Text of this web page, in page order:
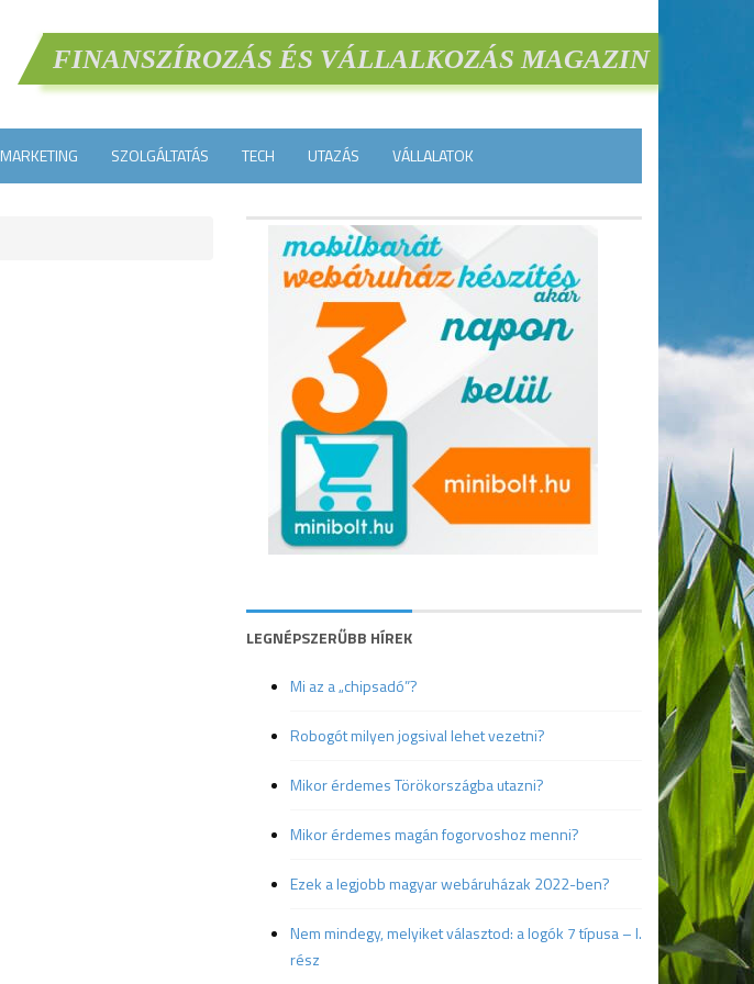
FINANSZÍROZÁS ÉS VÁLLALKOZÁS MAGAZIN
MARKETING SZOLGÁLTATÁS TECH UTAZÁS VÁLLALATOK
LEGNÉPSZERŰBB HÍREK
Mi az a „chipsadó”?
Robogót milyen jogsival lehet vezetni?
Mikor érdemes Törökországba utazni?
Mikor érdemes magán fogorvoshoz menni?
Ezek a legjobb magyar webáruházak 2022-ben?
Nem mindegy, melyiket választod: a logók 7 típusa – I.
rész